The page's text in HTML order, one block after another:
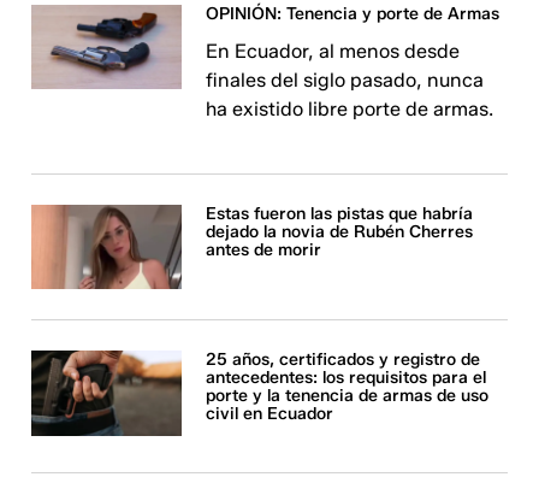
OPINIÓN: Tenencia y porte de Armas
En Ecuador, al menos desde
finales del siglo pasado, nunca
ha existido libre porte de armas.
Estas fueron las pistas que habría
dejado la novia de Rubén Cherres
antes de morir
25 años, certificados y registro de
antecedentes: los requisitos para el
porte y la tenencia de armas de uso
civil en Ecuador